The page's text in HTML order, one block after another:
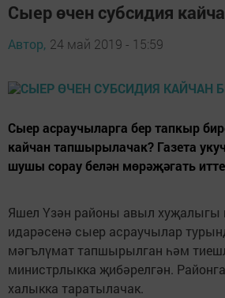
Сыер өчен субсидия
Автор, 24 май 2019 - 15:59
Сыер асраучыларга бер тапкыр
кайчан тапшырылачак? Газета
шушы сорау белән мөрәҗәгать
Яшел Үзән районы авыл хуҗалыгы
идарәсенә сыер асраучылар
мәгълүмат тапшырылган һәм
министрлыкка җибәрелгән.
халыкка таратылачак.